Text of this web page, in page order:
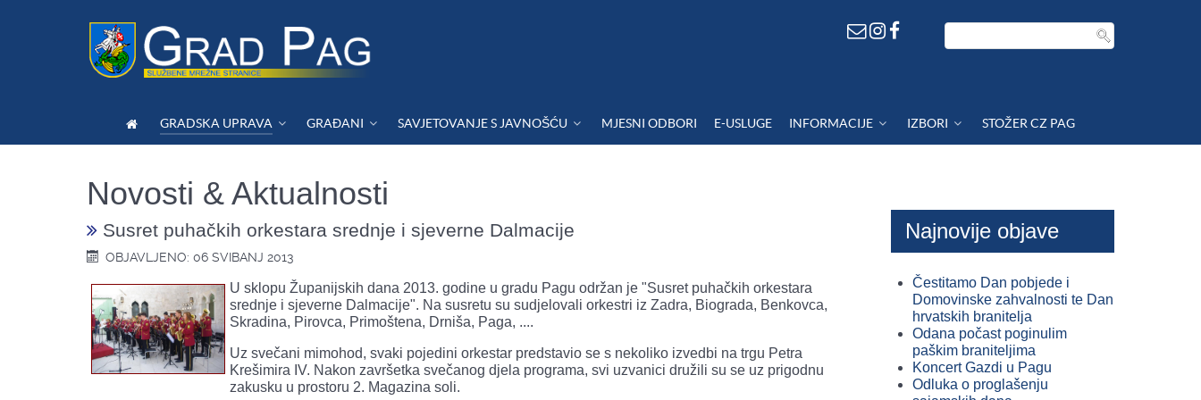
GRADSKA UPRAVA GRAĐANI SAVJETOVANJE S JAVNOŠĆU MJESNI ODBORI E-USLUGE INFORMACIJE IZBORI STOŽER CZ PAG
Novosti & Aktualnosti
Susret puhačkih orkestara srednje i sjeverne Dalmacije
OBJAVLJENO: 06 SVIBANJ 2013
U sklopu Županijskih dana 2013. godine u gradu Pagu održan je "Susret puhačkih orkestara
srednje i sjeverne Dalmacije". Na susretu su sudjelovali orkestri iz Zadra, Biograda, Benkovca,
Skradina, Pirovca, Primoštena, Drniša, Paga, ....
Uz svečani mimohod, svaki pojedini orkestar predstavio se s nekoliko izvedbi na trgu Petra
Krešimira IV. Nakon završetka svečanog djela programa, svi uzvanici družili su se uz prigodnu
zakusku u prostoru 2. Magazina soli.
Najnovije objave
Čestitamo Dan pobjede i
Domovinske zahvalnosti te Dan
hrvatskih branitelja
Odana počast poginulim
paškim braniteljima
Koncert Gazdi u Pagu
Odluka o proglašenju